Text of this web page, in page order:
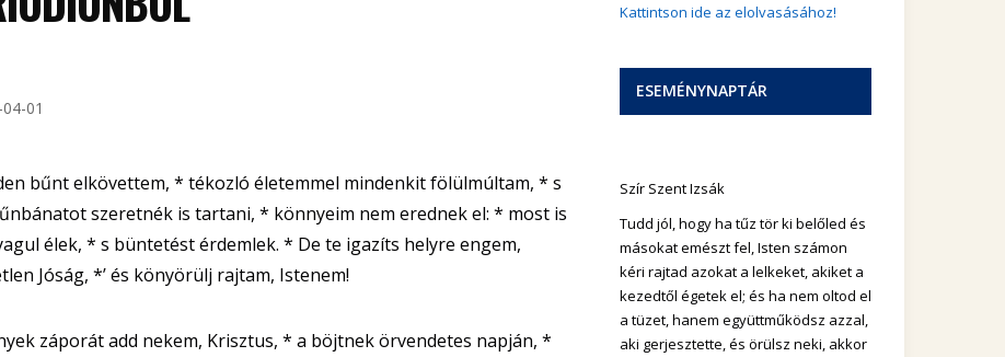
01
bűnt elkövettem, * tékozló életemmel mindenkit fölülmúltam, * s
szeretnék is tartani, * könnyeim nem erednek el: * most is
élek, * s büntetést érdemlek. * De te igazíts helyre engem,
Jóság, *’ és könyörülj rajtam, Istenem!
záporát add nekem, Krisztus, * a böjtnek örvendetes napján, *
Kattintson ide az elolvasásához!
ESEMÉNYNAPTÁR
Szír Szent Izsák
Tudd jól, hogy ha tűz tör ki belőled és
másokat emészt fel, Isten számon
kéri rajtad azokat a lelkeket, akiket a
kezedtől égetek el; és ha nem oltod el
a tüzet, hanem együttműködsz azzal,
aki gerjesztette, és örülsz neki, akkor